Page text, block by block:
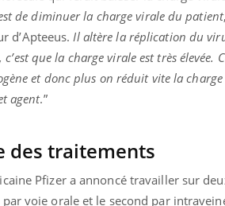
de diminuer la charge virale du patient
d’Apteeus. Il altère la réplication du
que la charge virale est très élevée.
et donc plus on réduit vite la
agent.”
des traitements
Pfizer a annoncé travailler sur
voie orale et le second par